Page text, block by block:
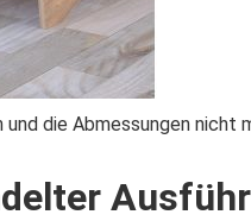
die Abmessungen